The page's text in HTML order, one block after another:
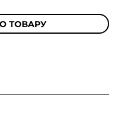
ТОВАРУ